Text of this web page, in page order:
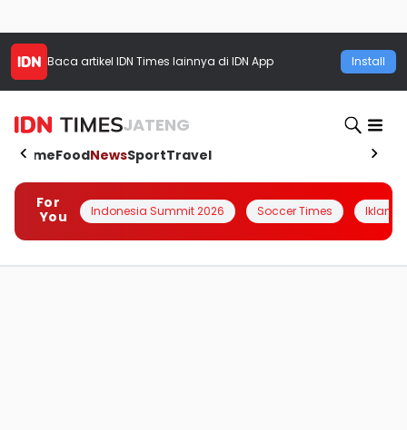
Baca artikel IDN Times lainnya di IDN App Install
JATENG
HomeFoodNewsSportTravel
For
You
Indonesia Summit 2026 Soccer Times Iklanin